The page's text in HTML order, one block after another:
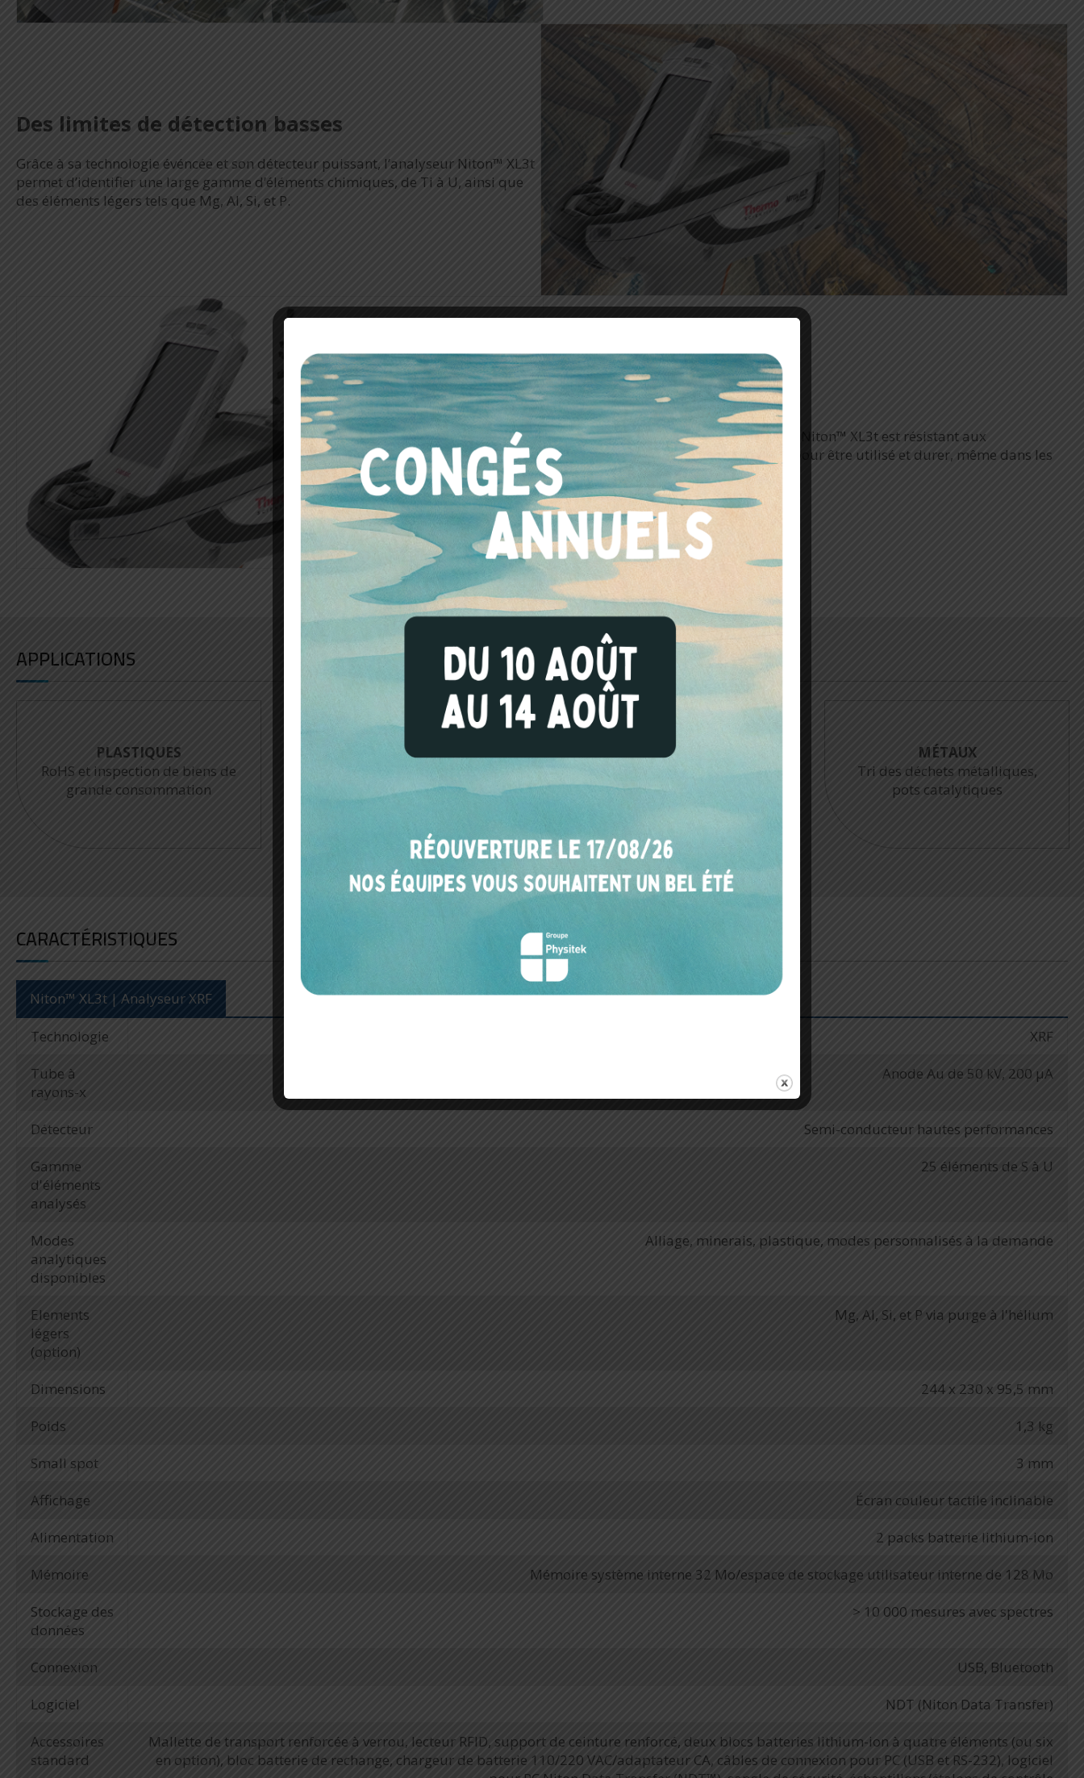
Des limites de détection basses
Grâce à sa technologie événcée et son détecteur puissant, l’analyseur Niton™ XL3t
permet d’identifier une large gamme d’éléments chimiques, de Ti à U, ainsi que
des éléments légers tels que Mg, Al, Si, et P.
Robuste
Ultra résistant, l’analyseur XRF portable Niton™ XL3t est résistant aux
éclaboussures d’eau et à la poussières pour être utilisé et durer, même dans les
environnements les plus extrêmes.
APPLICATIONS
INDUSTRIE
PMI, contrôle qualité
ARCHÉOMETRIE
Analyse de minéraux,
ceramiques
MÉTAUX
Tri des déchets métalliques,
pots catalytiques
SOLS ET MINERAIS
Exploitation et l’exploration
minière
CARACTÉRISTIQUES
Niton™ XL3t | Analyseur XRF
Technologie
XRF
Tube à
rayons-x
Anode Au de 50 kV, 200 µA
Détecteur
Semi-conducteur hautes performances
Gamme
d'éléments
analysés
25 éléments de S à U
Modes
analytiques
disponibles
Alliage, minerais, plastique, modes personnalisés à la demande
Elements
légers
(option)
Mg, Al, Si, et P via purge à l'hélium
Dimensions
244 x 230 x 95,5 mm
Poids
1,3 kg
Small spot
3 mm
Affichage
Écran couleur tactile inclinable
Alimentation
2 packs batterie lithium-ion
Mémoire
Mémoire système interne 32 Mo/espace de stockage utilisateur interne de 128 Mo
Stockage des
données
> 10 000 mesures avec spectres
Connexion
USB, Bluetooth
Logiciel
NDT (Niton Data Transfer)
Accessoires
standard
Mallette de transport renforcée à verrou, lecteur RFID, support de ceinture renforcé, deux blocs batteries lithium-ion à quatre éléments (ou six
en option), bloc batterie de rechange, chargeur de batterie 110/220 VAC/adaptateur CA, câbles de connexion pour PC (USB et RS-232), logiciel